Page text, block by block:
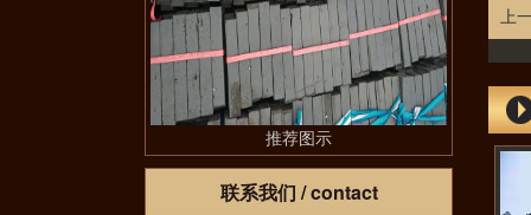
推荐图示
联系我们 / contact
上